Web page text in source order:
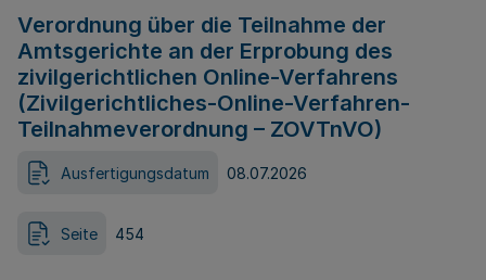
Verordnung über die Teilnahme der
Amtsgerichte an der Erprobung des
zivilgerichtlichen Online-Verfahrens
(Zivilgerichtliches-Online-Verfahren-
Teilnahmeverordnung – ZOVTnVO)
Ausfertigungsdatum 08.07.2026
Seite 454